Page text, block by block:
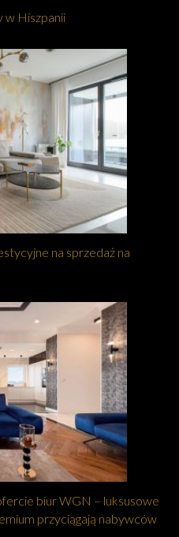
w Hiszpanii
na sprzedaż na
biur WGN – luksusowe
przyciągają nabywców